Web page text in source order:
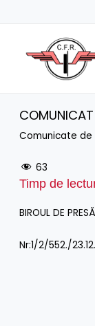
COMUNICAT
Comunicate de
63
Timp de
BIROUL DE
Nr:1/2/552./